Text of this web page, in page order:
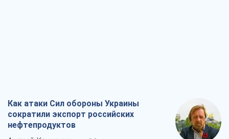
Как атаки Сил обороны Украины
сократили экспорт российских
нефтепродуктов